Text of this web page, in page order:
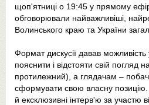
щоп'ятниці о 19:45 у прямому ефірі
обговорювали найважливіші,
Волинського краю та України
Формат дискусії давав
пояснити і відстояти свій погляд
протилежний), а глядачам –
сформувати свою власну
й ексклюзивні інтерв'ю за участю